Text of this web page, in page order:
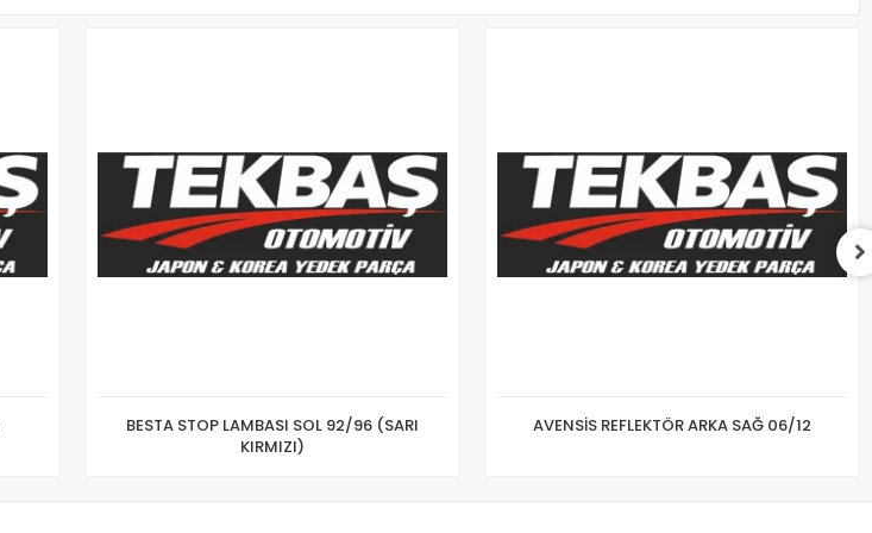
BESTA STOP LAMBASI SOL 92/96 (SARI
KIRMIZI)
AVENSİS REFLEKTÖR ARKA SAĞ 06/12